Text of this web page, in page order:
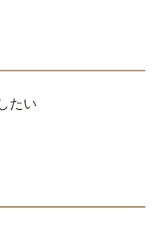
たい